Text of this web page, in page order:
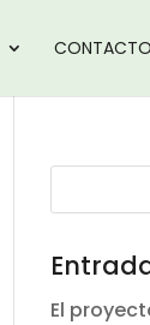
CONTACTO
El